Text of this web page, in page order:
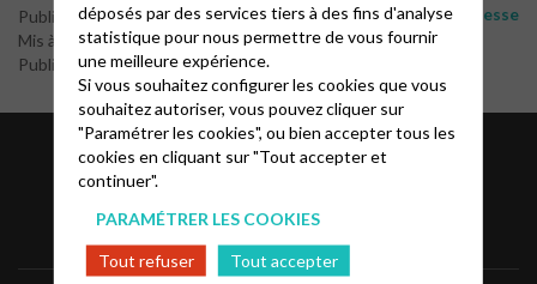
Publié le 26 août 2023
Mis à jour le 5 juillet 2025
Publié par le webmaster
Catéchèse et jeunesse
déposés par des services tiers à des fins d'analyse
statistique pour nous permettre de vous fournir
une meilleure expérience.
Si vous souhaitez configurer les cookies que vous
souhaitez autoriser, vous pouvez cliquer sur
"Paramétrer les cookies", ou bien accepter tous les
cookies en cliquant sur "Tout accepter et
continuer".
PARAMÉTRER LES COOKIES
Tout refuser
Tout accepter